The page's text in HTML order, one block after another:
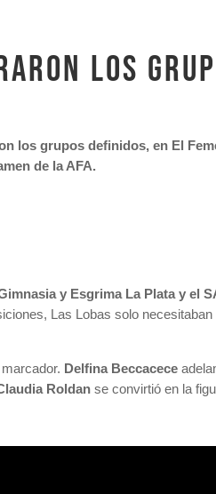
los
los grupos definidos, en El
de la AFA.
y Esgrima La Plata y el
Las Lobas solo
Delfina Beccacece
Roldan se convirtió en la